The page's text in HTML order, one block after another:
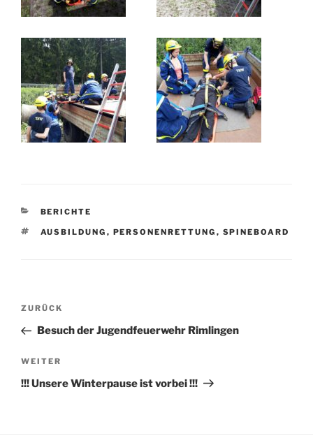
KATEGORIEN
BERICHTE
SCHLAGWÖRTER
AUSBILDUNG , PERSONENRETTUNG , SPINEBOARD
Beitragsnavigation
Vorheriger
Beitrag
ZURÜCK
Besuch der Jugendfeuerwehr Rimlingen
Nächster
Beitrag
WEITER
!!! Unsere Winterpause ist vorbei !!!